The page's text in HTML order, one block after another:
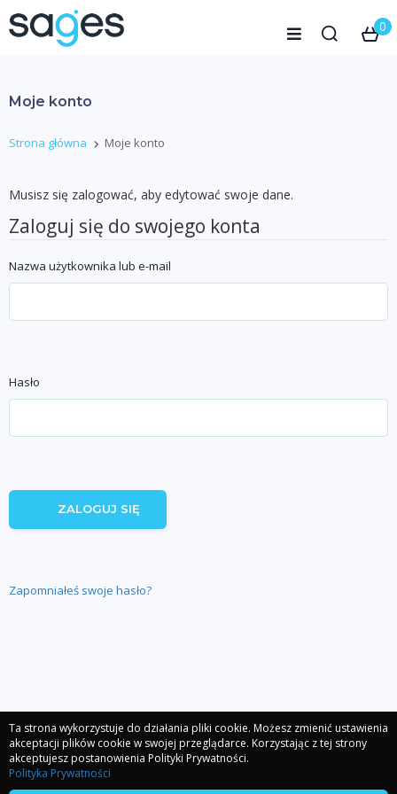
0
Moje konto
Strona główna Moje konto
Musisz się zalogować, aby edytować swoje dane.
Zaloguj się do swojego konta
Nazwa użytkownika lub e-mail
Hasło
Zapomniałeś swoje hasło?
Regulamin
Ta strona wykorzystuje do działania pliki cookie. Możesz zmienić ustawienia
akceptacji plików cookie w swojej przeglądarce. Korzystając z tej strony
akceptujesz postanowienia Polityki Prywatności.
Polityka Prywatności